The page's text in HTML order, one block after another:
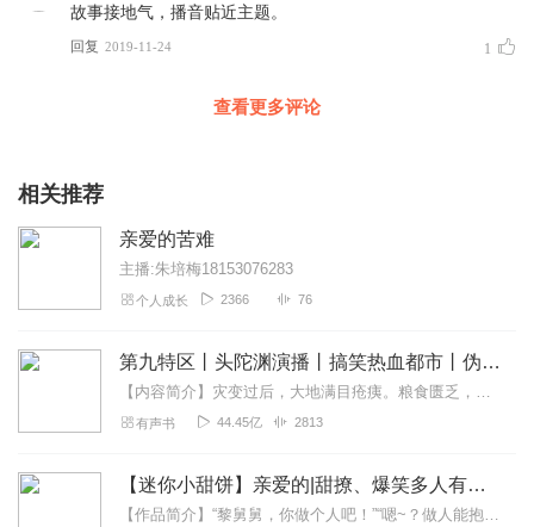
故事接地气，播音贴近主题。
回复 2019-11-24 1
查看更多评论
相关推荐
亲爱的苦难
主播:朱培梅18153076283
个人成长 2366 76
第九特区丨头陀渊演播丨搞笑热血都市丨伪戒丨VIP免费多人有声剧
【内容简介】灾变过后，大地满目疮痍。粮食匮乏，资源紧俏，局势混乱……一位从待规划区杀出来的青年，背对着漫天黄沙，孤身来到九区谋生，却不曾想偶然结识三五好友，一念...
有声书 44.45亿 2813
【迷你小甜饼】亲爱的|甜撩、爆笑多人有声剧
【作品简介】“黎舅舅，你做个人吧！”“嗯~？做人能抱到媳妇儿吗？”景乔万万没想到，自己居然掉进了黎尽这个大坑里。明明拿的是冤家路窄的剧本，为什么走的是破镜重圆的...